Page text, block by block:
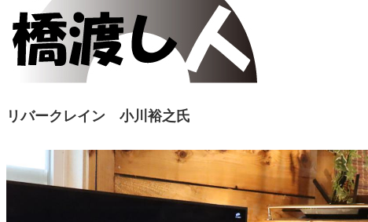
リバークレイン 小川裕之氏